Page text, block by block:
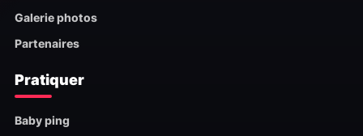
Galerie photos
Partenaires
Pratiquer
Baby ping